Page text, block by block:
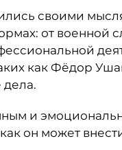
своими
от военной
как Фёдор
дела.
и
он может